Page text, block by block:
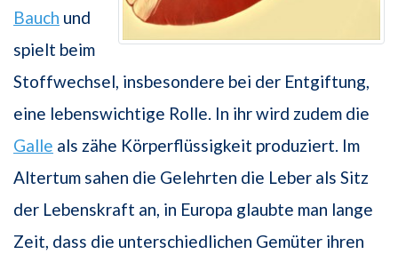
Bauch und
spielt beim
Stoffwechsel, insbesondere bei der Entgiftung,
eine lebenswichtige Rolle. In ihr wird zudem die
Galle als zähe Körperflüssigkeit produziert. Im
Altertum sahen die Gelehrten die Leber als Sitz
der Lebenskraft an, in Europa glaubte man lange
Zeit, dass die unterschiedlichen Gemüter ihren